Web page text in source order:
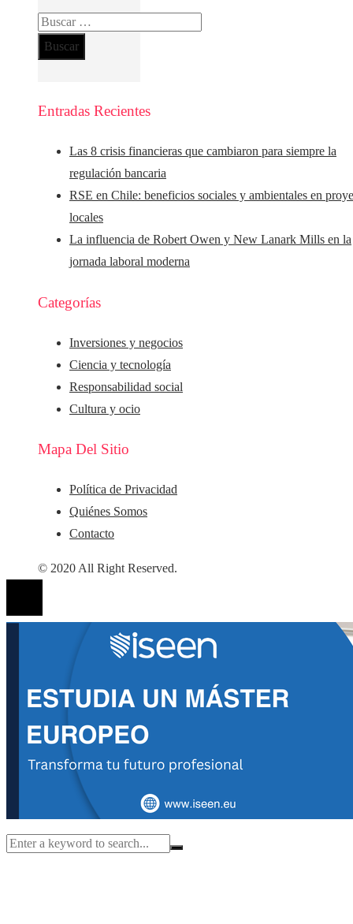
Buscar:
Entradas Recientes
Las 8 crisis financieras que cambiaron para siempre la
regulación bancaria
RSE en Chile: beneficios sociales y ambientales en
locales
La influencia de Robert Owen y New Lanark Mills en la
jornada laboral moderna
Categorías
Inversiones y negocios
Ciencia y tecnología
Responsabilidad social
Cultura y ocio
Mapa Del Sitio
Política de Privacidad
Quiénes Somos
Contacto
© 2020 All Right Reserved.